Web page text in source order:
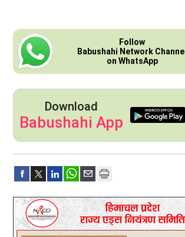
Follow
Babushahi Network Channel
on WhatsApp
Download
Babushahi App